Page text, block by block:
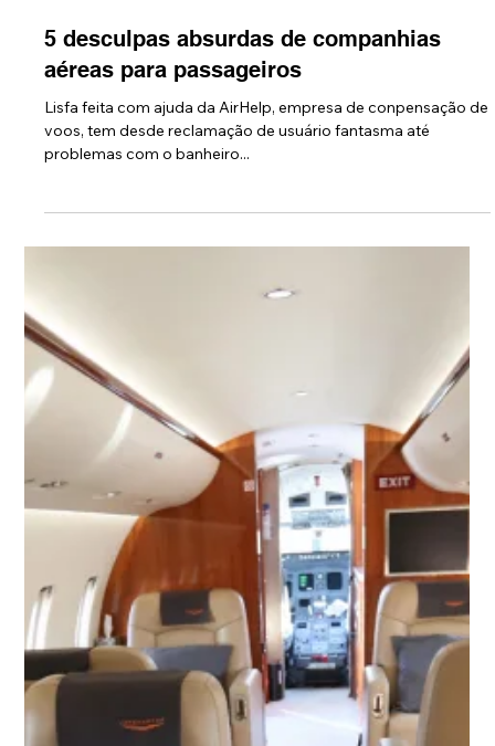
30 de ago. de 2018
5 desculpas absurdas de companhias
aéreas para passageiros
Lisfa feita com ajuda da AirHelp, empresa de conpensação de
problemas com o banheiro...